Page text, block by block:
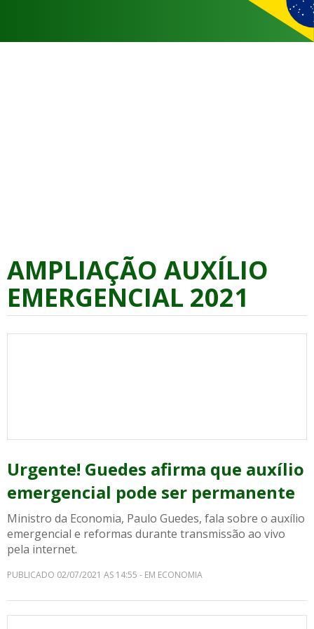
AMPLIAÇÃO AUXÍLIO
EMERGENCIAL 2021
Urgente! Guedes afirma que auxílio
emergencial pode ser permanente
Ministro da Economia, Paulo Guedes, fala sobre o auxílio
emergencial e reformas durante transmissão ao vivo
pela internet.
PUBLICADO 02/07/2021 AS 14:55 - EM ECONOMIA